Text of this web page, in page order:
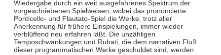
Wiedergabe durch ein weit ausgefahrenes Spektrum der
vorgeschriebenen Spielweisen, wobei das prononcierte
Ponticello- und Flautato-Spiel die Werke, trotz aller
Anerkennung für frühere Einspielungen, immer wieder
verblüffend neu erfahren läßt. Die unzähligen
Temposchwankungen und Rubati, die dem narrativen Fluß
dieser programmatischen Werke geschuldet sind, werden